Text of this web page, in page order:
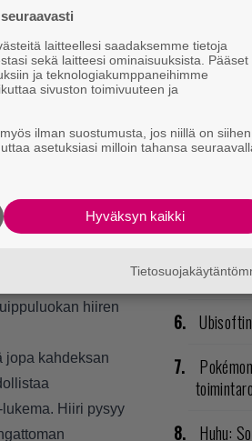
suorituskyky
Piispanen.
tarkkuuden.
hiiren
jopa kahdeksan
Hiiri pysyy
jatko-
Huhu:
laitteellesi saadaksemme tietoja
sekä laitteesi ominaisuuksista. Pääset
ja teknologiakumppaneihimme
sivuston toimivuuteen ja
ilman suostumusta, jos niillä on siihen
asetuksiasi milloin tahansa
Hyväksyn kaikki